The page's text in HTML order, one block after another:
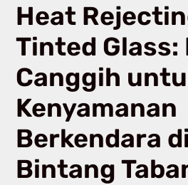
Heat
Tinted
Canggih
Kenyamanan
Berkendara
Bintang